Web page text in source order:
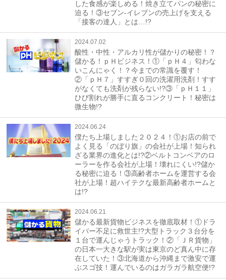
した食感が楽しめる！焼き立てパンの秘密に
迫る！③セブン-イレブンの売上げを支える
「接客の達人」とは…!?
2024.07.02
酸性・中性・アルカリ性が儲かりの秘密！？
儲かる！ｐＨビジネス！①「ｐＨ４」匂わな
いこんにゃく！？今までの常識を覆す！
②「ｐＨ７」すすぎ０回の洗濯用洗剤！すす
がなくても洗剤が残らない!?③「ｐＨ１１」
ひび割れが勝手に直るコンクリート！秘密は
微生物!?
2024.06.24
僕たち上場しました２０２４！①お店の前で
よく見る「のぼり旗」の会社が上場！知られ
ざる業界の進化とは!?②ベルトコンベアのロ
ーラーを作る会社が上場！壊れにくい!?儲か
る秘密に迫る！③高齢者ホームを運営する会
社が上場！超ハイテクな最新高齢者ホームと
は!?
2024.06.21
儲かる最新貨物ビジネスを徹底取材！①ドラ
イバー不足に救世主!?大型トラック３台分を
１台で運んじゃうトラック！②「ＪＲ貨物」
の日本一大きな駅が実は東京のど真ん中に存
在していた！③北海道から沖縄まで激安で運
ぶスゴ技！運んでいるのはガラガラ航空便!?